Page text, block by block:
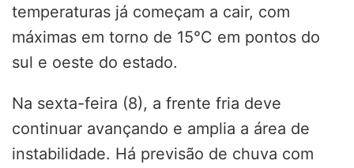
temperaturas já começam a cair, com
máximas em torno de 15°C em pontos do
sul e oeste do estado.
Na sexta-feira (8), a frente fria deve
continuar avançando e amplia a área de
instabilidade. Há previsão de chuva com